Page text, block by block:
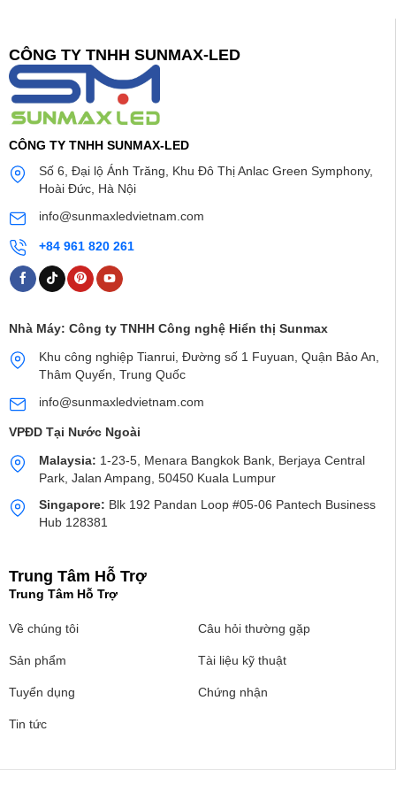
CÔNG TY TNHH SUNMAX-LED
CÔNG TY TNHH SUNMAX-LED
Số 6, Đại lộ Ánh Trăng, Khu Đô Thị Anlac Green Symphony,
Hoài Đức, Hà Nội
info@sunmaxledvietnam.com
+84 961 820 261
Nhà Máy: Công ty TNHH Công nghệ Hiển thị Sunmax
Khu công nghiệp Tianrui, Đường số 1 Fuyuan, Quận Bảo An,
Thâm Quyến, Trung Quốc
info@sunmaxledvietnam.com
VPĐD Tại Nước Ngoài
Malaysia: 1-23-5, Menara Bangkok Bank, Berjaya Central
Park, Jalan Ampang, 50450 Kuala Lumpur
Singapore: Blk 192 Pandan Loop #05-06 Pantech Business
Hub 128381
Trung Tâm Hỗ Trợ
Trung Tâm Hỗ Trợ
Về chúng tôi
Sản phẩm
Tuyển dụng
Tin tức
Câu hỏi thường gặp
Tài liệu kỹ thuật
Chứng nhận